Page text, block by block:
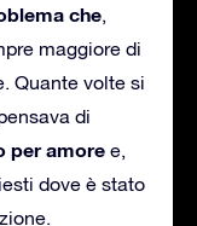
che,
maggiore di
Quante volte si
di
per amore e,
dove è stato